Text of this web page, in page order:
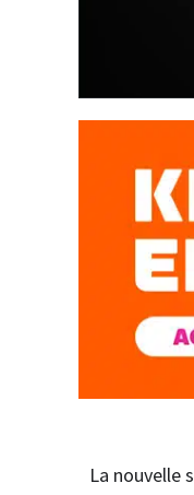
La nouvelle